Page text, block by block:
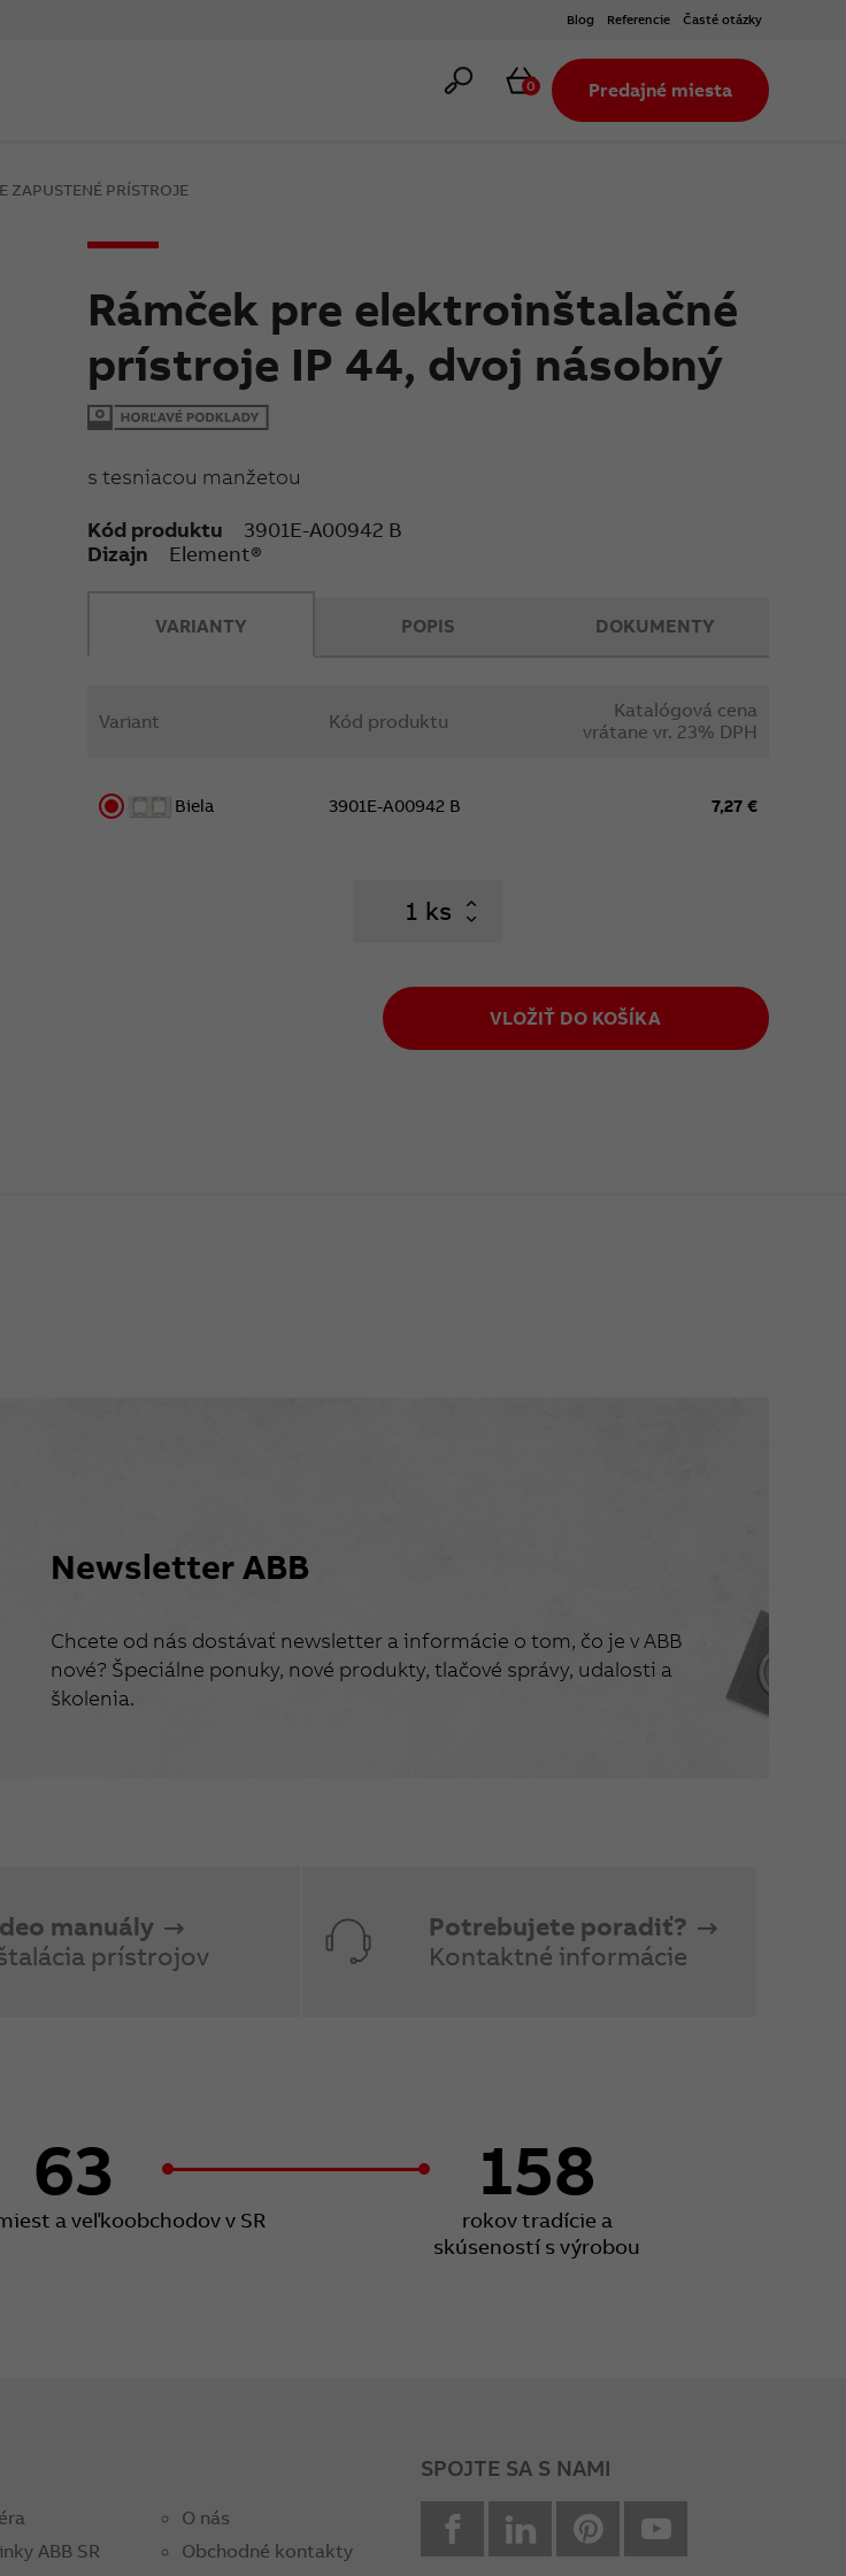
Blog Referencie Časté otázky
Hľadať Košík
0 Predajné miesta
ZAPUSTENÉ PRÍSTROJE
Rámček pre elektroinštalačné
prístroje IP 44, dvoj násobný
s tesniacou manžetou
Kód produktu
3901E-A00942 B
Dizajn
Element®
VARIANTY
Variant Kód produktu
Katalógová cena
vrátane vr. 23% DPH
Biela 3901E-A00942 B 7,27 €
ks
VLOŽIŤ DO KOŠÍKA
POPIS DOKUMENTY
Newsletter ABB
Chcete od nás dostávať newsletter a informácie o tom, čo je v ABB
nové? Špeciálne ponuky, nové produkty, tlačové správy, udalosti a
školenia.
manuály
prístrojov
Potrebujete poradiť?
Kontaktné informácie
63
a veľkoobchodov v SR
158
rokov tradície a
skúseností s výrobou
ABB SR
O nás
Obchodné kontakty
SPOJTE SA S NAMI
facebook Linkedin Pinterest